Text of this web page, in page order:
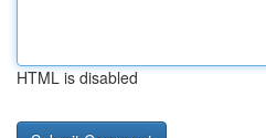
HTML is disabled